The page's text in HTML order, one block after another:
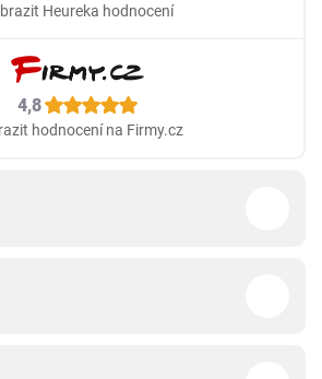
Heureka hodnocení
4,8
hodnocení na Firmy.cz